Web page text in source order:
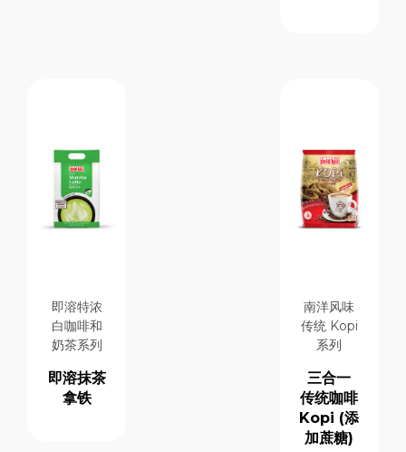
即溶特浓
白咖啡和
奶茶系列
即溶抹茶
拿铁
南洋风味
传统 Kopi
系列
三合一
传统咖啡
Kopi (添
加蔗糖)